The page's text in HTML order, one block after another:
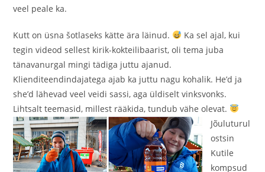
veel peale ka.
Kutt on üsna šotlaseks kätte ära läinud.
Ka sel ajal, kui
tegin videod sellest kirik-kokteilibaarist, oli tema juba
tänavanurgal mingi tädiga juttu ajanud.
Klienditeendindajatega ajab ka juttu nagu kohalik. He’d ja
she’d lähevad veel veidi sassi, aga üldiselt vinksvonks.
Lihtsalt teemasid, millest rääkida, tundub vähe olevat.
Jõuluturul
ostsin
Kutile
kompsud